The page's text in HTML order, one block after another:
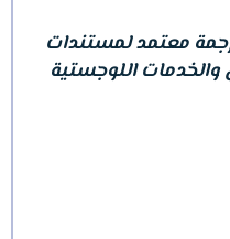
معتمد لمستندات
اللوجستية